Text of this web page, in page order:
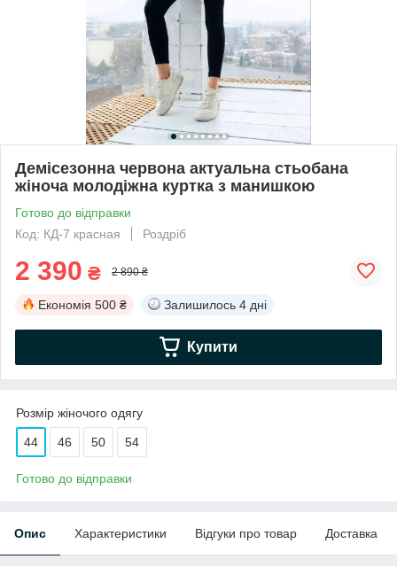
Демісезонна червона актуальна стьобана
жіноча молодіжна куртка з манишкою
Готово до відправки
Код: КД-7 красная
Роздріб
2 390 ₴ 2 890 ₴
Економія 500 ₴ Залишилось 4 дні
Купити
Розмір жіночого одягу
44 46 50 54
Готово до відправки
Опис Характеристики Відгуки про товар Доставка